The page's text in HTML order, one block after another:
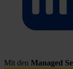
Mit den Managed